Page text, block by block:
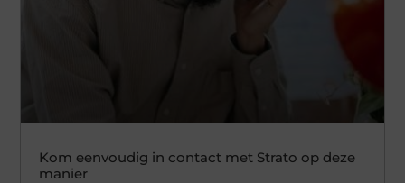
Kom eenvoudig in contact met Strato op deze
manier